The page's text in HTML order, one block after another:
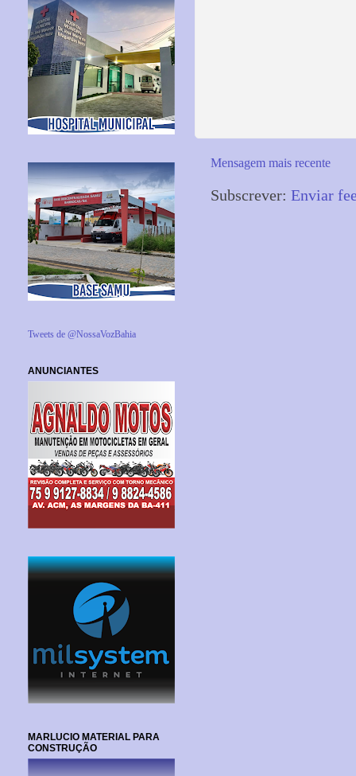
Mensagem mais recente
Subscrever: Enviar
Tweets de @NossaVozBahia
ANUNCIANTES
MARLUCIO MATERIAL PARA
CONSTRUÇÃO